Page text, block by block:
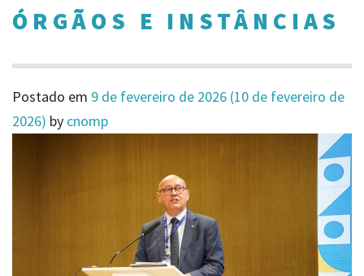
ÓRGÃOS E INSTÂNCIAS
Postado em 9 de fevereiro de 2026 (10 de fevereiro de
2026) by cnomp